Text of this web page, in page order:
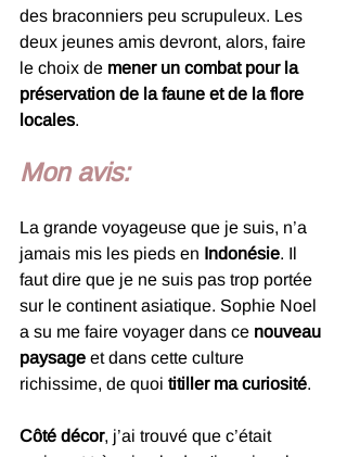
des braconniers peu scrupuleux. Les
deux jeunes amis devront, alors, faire
le choix de mener un combat pour la
préservation de la faune et de la flore
locales.
Mon avis:
La grande voyageuse que je suis, n’a
jamais mis les pieds en Indonésie. Il
faut dire que je ne suis pas trop portée
sur le continent asiatique. Sophie Noel
a su me faire voyager dans ce nouveau
paysage et dans cette culture
richissime, de quoi titiller ma curiosité.
Côté décor, j’ai trouvé que c’était